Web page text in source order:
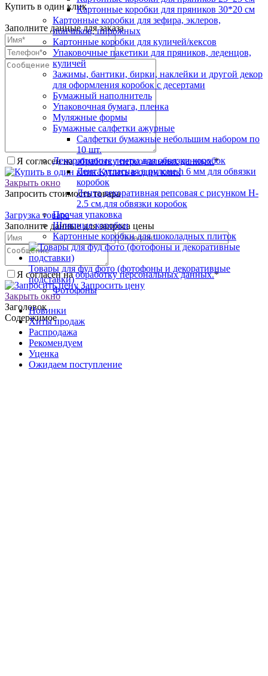
Картонные коробки для пряников 30*20 см
Картонные коробки для зефира, эклеров,
пончиков, пирожных
Картонные коробки для куличей/кексов
Упаковочные пакетики для пряников, леденцов,
куличей
Зажимы, бантики, бирки, наклейки и другой декор
для оформления коробок с десертами
Бумажный наполнитель
Упаковочная бумага, пленка
Муляжные формы
Бумажные салфетки ажурные
Салфетки бумажные небольшим набором по
10 шт.
Декоративные ленты для обвязки коробок
Лента атласная в рулоне h 6 мм для обвязки
коробок
Лента декоративная репсовая с рисунком H-
2.5 см.для обвязки коробок
Прочая упаковка
Шляпные коробки
Картонные коробки для шоколадных плиток
Товары для фуд фото (фотофоны и декоративные
подставки)
Фотофоны
Новинки
Хиты продаж
Распродажа
Рекомендуем
Уценка
Ожидаем поступление
Купить в один клик
Заполните данные для заказа
Я согласен наобработку персональных данных.*
Купить в один клик
Закрыть окно
Запросить стоимость товара
Загрузка товара
Заполните данные для запроса цены
Я согласен наобработку персональных данных.*
Запросить цену
Закрыть окно
Заголовок
Содержимое